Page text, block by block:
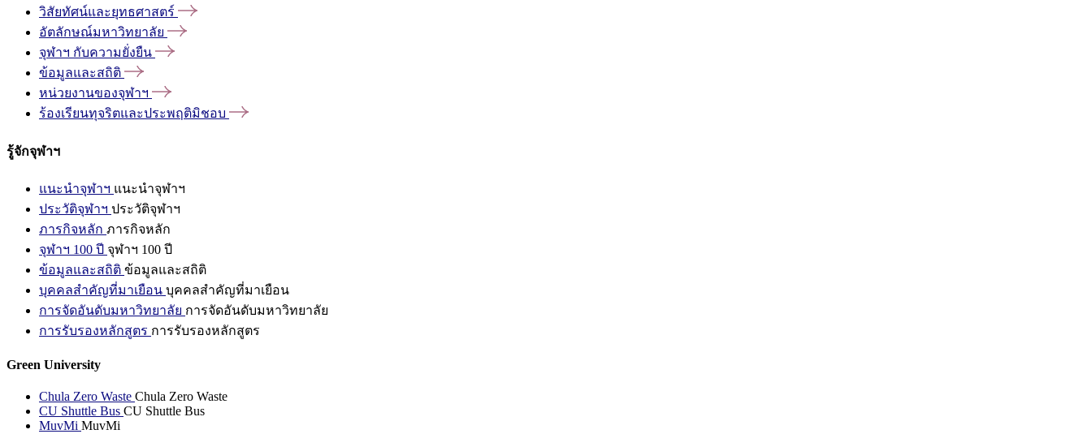
วิสัยทัศน์และยุทธศาสตร์
อัตลักษณ์มหาวิทยาลัย
จุฬาฯ กับความยั่งยืน
ข้อมูลและสถิติ
หน่วยงานของจุฬาฯ
ร้องเรียนทุจริตและประพฤติมิชอบ
รู้จักจุฬาฯ
แนะนำจุฬาฯ แนะนำจุฬาฯ
ประวัติจุฬาฯ ประวัติจุฬาฯ
ภารกิจหลัก ภารกิจหลัก
จุฬาฯ 100 ปี จุฬาฯ 100 ปี
ข้อมูลและสถิติ ข้อมูลและสถิติ
บุคคลสำคัญที่มาเยือน บุคคลสำคัญที่มาเยือน
การจัดอันดับมหาวิทยาลัย การจัดอันดับมหาวิทยาลัย
การรับรองหลักสูตร การรับรองหลักสูตร
Green University
Chula Zero Waste Chula Zero Waste
CU Shuttle Bus CU Shuttle Bus
MuvMi MuvMi